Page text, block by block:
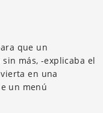
que un
más, -explicaba el
en una
un menú